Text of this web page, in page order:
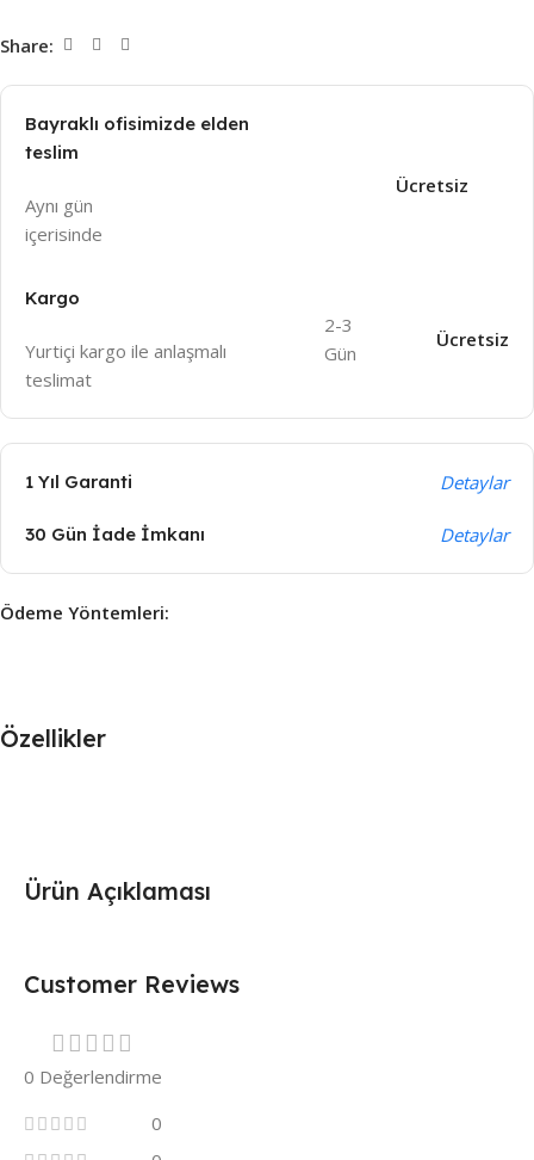
Share:
Bayraklı ofisimizde elden
teslim
Aynı gün
içerisinde
Ücretsiz
Kargo
Yurtiçi kargo ile anlaşmalı
teslimat
2-3
Gün
Ücretsiz
1 Yıl Garanti Detaylar
30 Gün İade İmkanı Detaylar
Ödeme Yöntemleri:
Ürün Açıklaması
Özellikler
Customer Reviews
0 Değerlendirme
0